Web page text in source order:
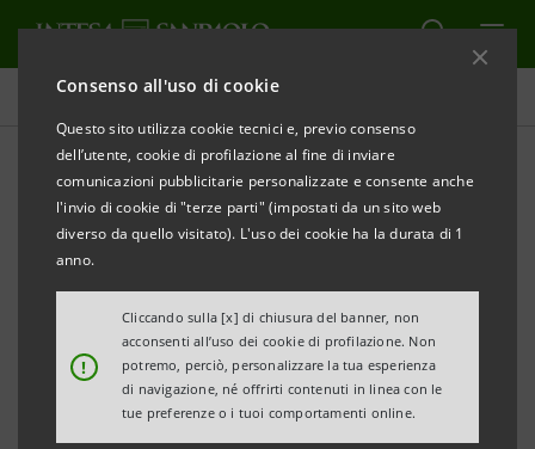
Consenso all'uso di cookie
Questo sito utilizza cookie tecnici e, previo consenso
dell’utente, cookie di profilazione al fine di inviare
comunicazioni pubblicitarie personalizzate e consente anche
l'invio di cookie di "terze parti" (impostati da un sito web
diverso da quello visitato). L'uso dei cookie ha la durata di 1
anno.
!
Cliccando sulla [x] di chiusura del banner, non
acconsenti all’uso dei cookie di profilazione. Non
potremo, perciò, personalizzare la tua esperienza
di navigazione, né offrirti contenuti in linea con le
tue preferenze o i tuoi comportamenti online.
Comunicati stampa
STAMPA AGGIORNA
INTESA SANPAOLO E SISTEMA MODA ITALIA:
UN PATTO PER PROMUOVERE L’EXPORT
hanno siglato un accordo che punta a una
maggiore presenza delle aziende italiane sui
mercati esteri con crescente capacità di spesa
• Programmi mirati per la Cina grazie alla comune